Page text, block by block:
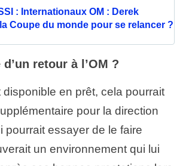
: Internationaux OM : Derek
Coupe du monde pour se relancer ?
retour à l’OM ?
disponible en prêt, cela pourrait
pour la direction
pourrait essayer de le faire
un environnement qui lui